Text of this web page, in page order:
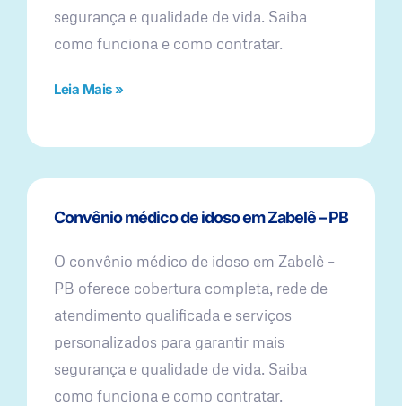
segurança e qualidade de vida. Saiba
como funciona e como contratar.
Leia Mais »
Convênio médico de idoso em Zabelê – PB
O convênio médico de idoso em Zabelê –
PB oferece cobertura completa, rede de
atendimento qualificada e serviços
personalizados para garantir mais
segurança e qualidade de vida. Saiba
como funciona e como contratar.